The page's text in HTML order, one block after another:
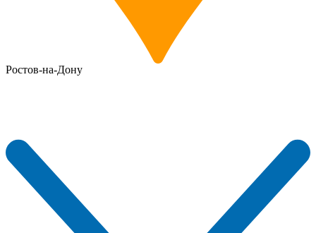
Ростов-на-Дону